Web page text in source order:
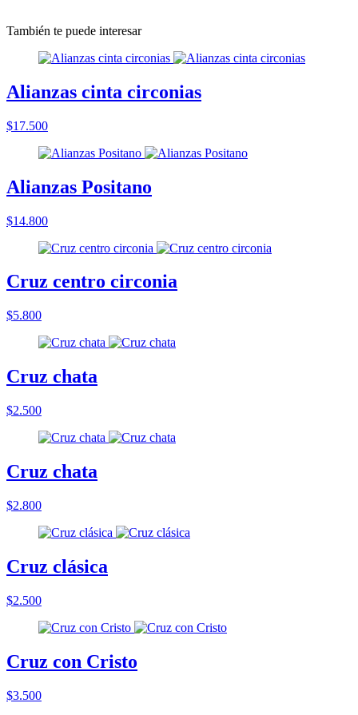
También te puede interesar
Alianzas cinta circonias
$17.500
Alianzas Positano
$14.800
Cruz centro circonia
$5.800
Cruz chata
$2.500
Cruz chata
$2.800
Cruz clásica
$2.500
Cruz con Cristo
$3.500